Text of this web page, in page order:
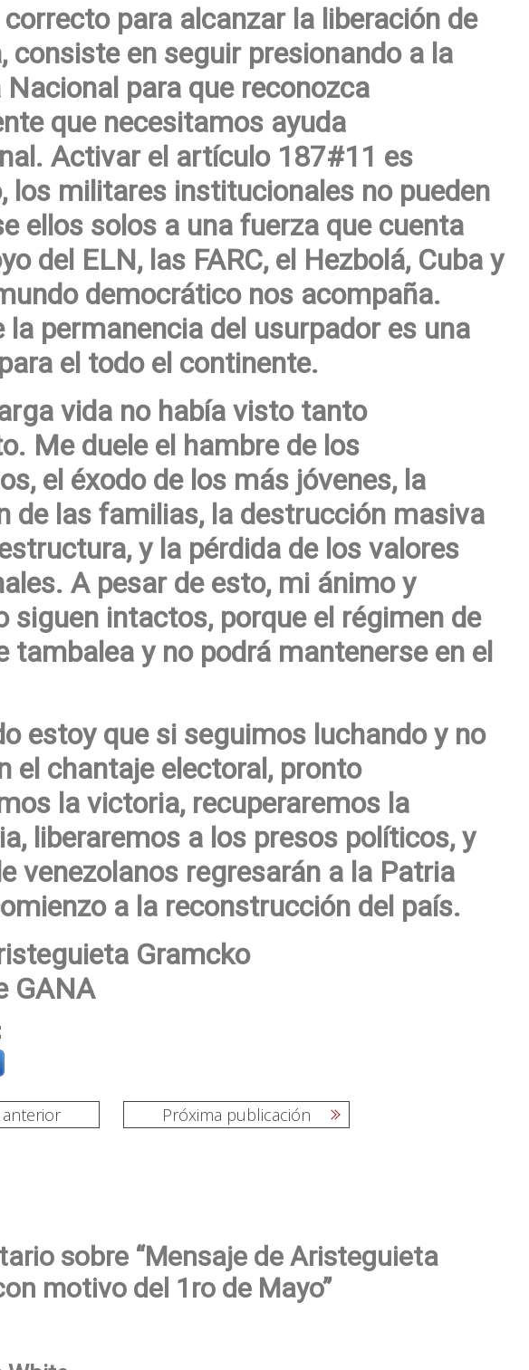
para alcanzar la liberación de
consiste en seguir presionando a la
para que reconozca
que necesitamos ayuda
Activar el artículo 187#11 es
los militares institucionales no pueden
ellos solos a una fuerza que cuenta
del ELN, las FARC, el Hezbolá, Cuba y
democrático nos acompaña.
la permanencia del usurpador es una
el todo el continente.
vida no había visto tanto
Me duele el hambre de los
el éxodo de los más jóvenes, la
de las familias, la destrucción masiva
y la pérdida de los valores
A pesar de esto, mi ánimo y
siguen intactos, porque el régimen de
tambalea y no podrá mantenerse en el
estoy que si seguimos luchando y no
el chantaje electoral, pronto
la victoria, recuperaremos la
liberaremos a los presos políticos, y
venezolanos regresarán a la Patria
a la reconstrucción del país.
Gramcko
GANA
Próxima publicación
sobre “Mensaje de Aristeguieta
motivo del 1ro de Mayo”